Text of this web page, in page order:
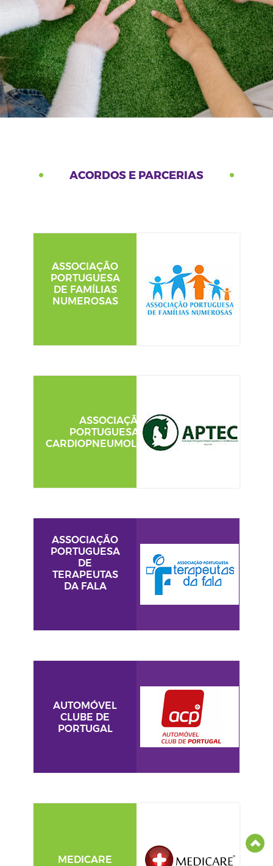
ACORDOS E PARCERIAS
ASSOCIAÇÃO
PORTUGUESA
DE FAMÍLIAS
NUMEROSAS
ASSOCIAÇÃO
PORTUGUESA DE
CARDIOPNEUMOLOGISTAS
ASSOCIAÇÃO
PORTUGUESA
DE
TERAPEUTAS
DA FALA
AUTOMÓVEL
CLUBE DE
PORTUGAL
MEDICARE